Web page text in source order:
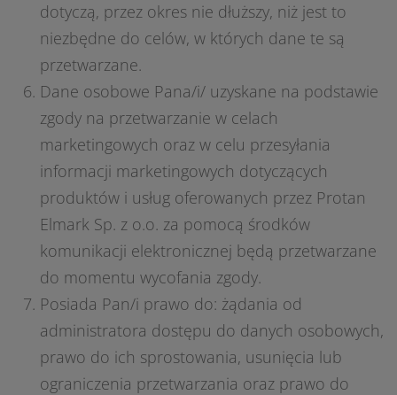
dotyczą, przez okres nie dłuższy, niż jest to
niezbędne do celów, w których dane te są
przetwarzane.
Dane osobowe Pana/i/ uzyskane na podstawie
zgody na przetwarzanie w celach
marketingowych oraz w celu przesyłania
informacji marketingowych dotyczących
produktów i usług oferowanych przez Protan
Elmark Sp. z o.o. za pomocą środków
komunikacji elektronicznej będą przetwarzane
do momentu wycofania zgody.
Posiada Pan/i prawo do: żądania od
administratora dostępu do danych osobowych,
prawo do ich sprostowania, usunięcia lub
ograniczenia przetwarzania oraz prawo do